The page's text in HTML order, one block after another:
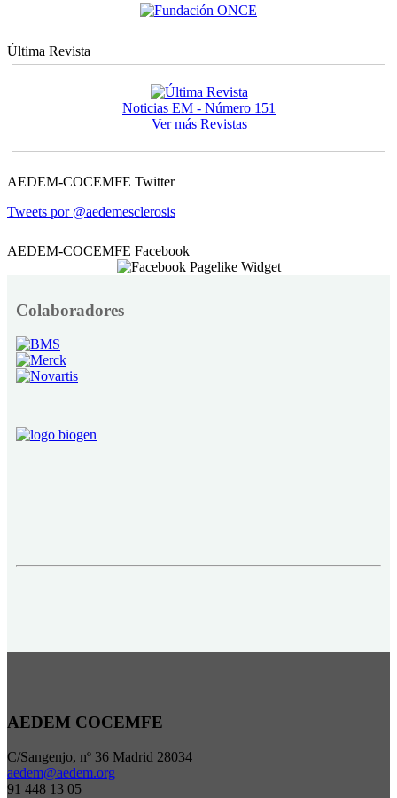
Última Revista
Noticias EM - Número 151
Ver más Revistas
AEDEM-COCEMFE Twitter
Tweets por @aedemesclerosis
AEDEM-COCEMFE Facebook
Colaboradores
AEDEM COCEMFE
C/Sangenjo, nº 36 Madrid 28034
aedem@aedem.org
91 448 13 05